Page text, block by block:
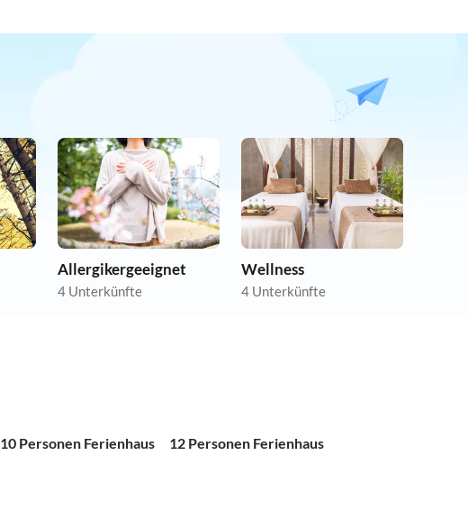
Allergikergeeignet
4 Unterkünfte
Wellness
4 Unterkünfte
10 Personen Ferienhaus 12 Personen Ferienhaus